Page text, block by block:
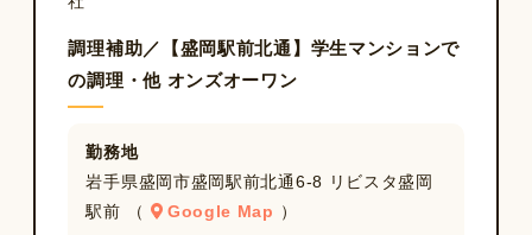
調理補助／【盛岡駅前北通】学生マンションで
の調理・他 オンズオーワン
勤務地
岩手県盛岡市盛岡駅前北通6-8 リビスタ盛岡
駅前 （
Google Map ）